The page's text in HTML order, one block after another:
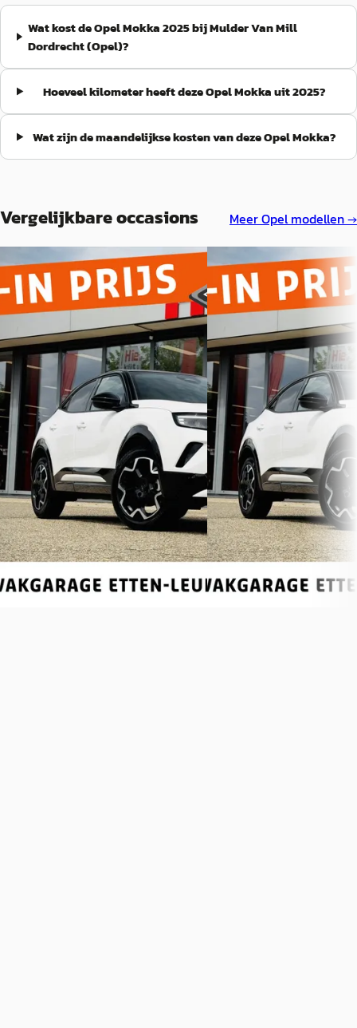
Wat kost de Opel Mokka 2025 bij Mulder Van Mill
Dordrecht (Opel)?
Hoeveel kilometer heeft deze Opel Mokka uit 2025?
Wat zijn de maandelijkse kosten van deze Opel Mokka?
Vergelijkbare occasions MeerOpelmodellen →
Opel Mokka·2025
GS 130PK
v.a. € 583/mnd
Marktconform
2025 · 6.005 km · Benzine ·
Automaat
Vakgarage Douwes· Assen
Bekijk aanbieding →
Vergelijk
Opel Mokka·2025
GS 130PK
v.a. € 583/mnd
Marktconform
2025 · 6.005 km · Benzine ·
Automaat
Vakgarage De Bilt·
4,6(327)
Bekijk aanbieding →
Vergelijk